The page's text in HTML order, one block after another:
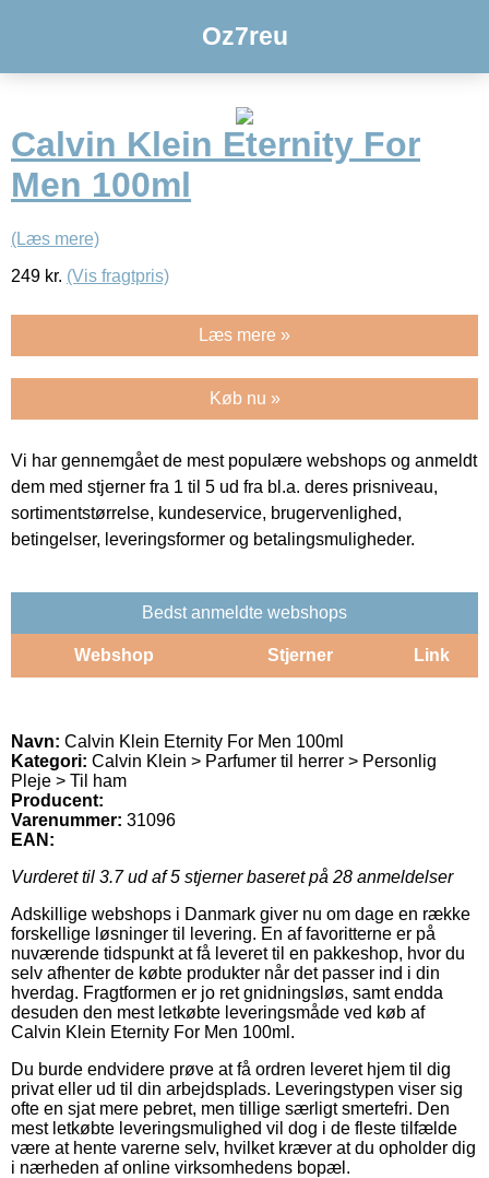
Oz7reu
Calvin Klein Eternity For
Men 100ml
(Læs mere)
249 kr. (Vis fragtpris)
Læs mere »
Køb nu »
Vi har gennemgået de mest populære webshops og anmeldt
dem med stjerner fra 1 til 5 ud fra bl.a. deres prisniveau,
sortimentstørrelse, kundeservice, brugervenlighed,
betingelser, leveringsformer og betalingsmuligheder.
Bedst anmeldte webshops
Webshop Stjerner Link
Navn: Calvin Klein Eternity For Men 100ml
Kategori: Calvin Klein > Parfumer til herrer > Personlig
Pleje > Til ham
Producent:
Varenummer: 31096
EAN:
Vurderet til 3.7ud af 5 stjerner baseret på 28 anmeldelser
Adskillige webshops i Danmark giver nu om dage en række
forskellige løsninger til levering. En af favoritterne er på
nuværende tidspunkt at få leveret til en pakkeshop, hvor du
selv afhenter de købte produkter når det passer ind i din
hverdag. Fragtformen er jo ret gnidningsløs, samt endda
desuden den mest letkøbte leveringsmåde ved køb af
Calvin Klein Eternity For Men 100ml.
Du burde endvidere prøve at få ordren leveret hjem til dig
privat eller ud til din arbejdsplads. Leveringstypen viser sig
ofte en sjat mere pebret, men tillige særligt smertefri. Den
mest letkøbte leveringsmulighed vil dog i de fleste tilfælde
være at hente varerne selv, hvilket kræver at du opholder dig
i nærheden af online virksomhedens bopæl.